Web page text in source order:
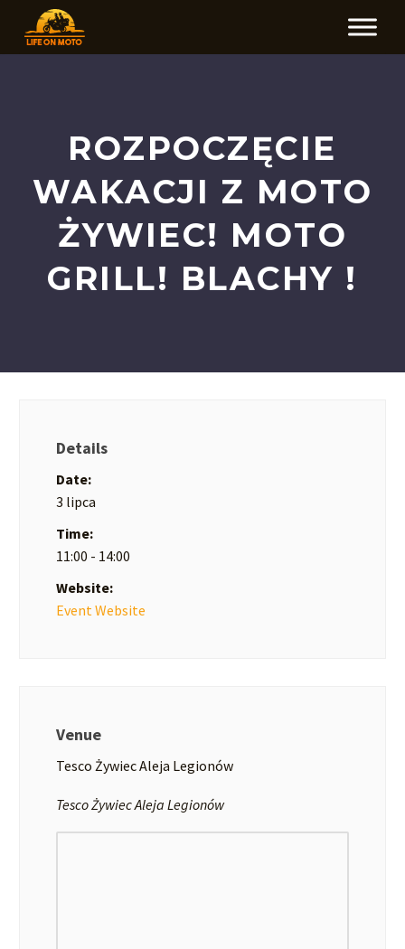
ROZPOCZĘCIE
WAKACJI Z MOTO
ŻYWIEC! MOTO
GRILL! BLACHY !
Details
Date:
3 lipca
Time:
11:00 - 14:00
Website:
Event Website
Venue
Tesco Żywiec Aleja Legionów
Tesco Żywiec Aleja Legionów